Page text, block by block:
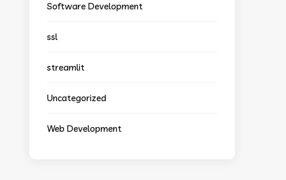
Software Development
ssl
streamlit
Uncategorized
Web Development